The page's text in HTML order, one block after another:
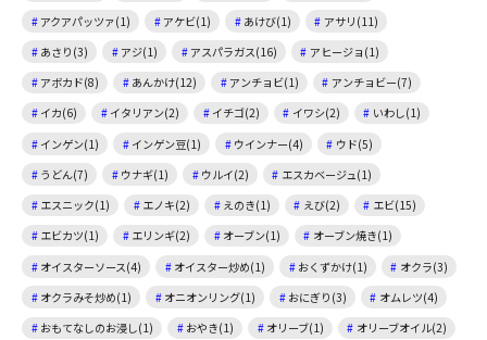
アクアパッツァ(1)
アケビ(1) あけび(1)
アサリ(11)
あさり(3)
アジ(1) アスパラガス(16)
アヒージョ(1)
アボカド(8)
あんかけ(12) アンチョビ(1)
アンチョビー(7)
イカ(6)
イタリアン(2) イチゴ(2) イワシ(2)
いわし(1)
インゲン(1)
インゲン豆(1) ウインナー(4)
ウド(5)
うどん(7)
ウナギ(1) ウルイ(2)
エスカベージュ(1)
エスニック(1)
エノキ(2) えのき(1) えび(2)
エビ(15)
エビカツ(1)
エリンギ(2) オーブン(1)
オーブン焼き(1)
オイスターソース(4)
オイスター炒め(1) おくずかけ(1)
オクラ(3)
オクラみそ炒め(1)
オニオンリング(1) おにぎり(3)
オムレツ(4)
おもてなしのお浸し(1)
おやき(1) オリーブ(1)
オリーブオイル(2)